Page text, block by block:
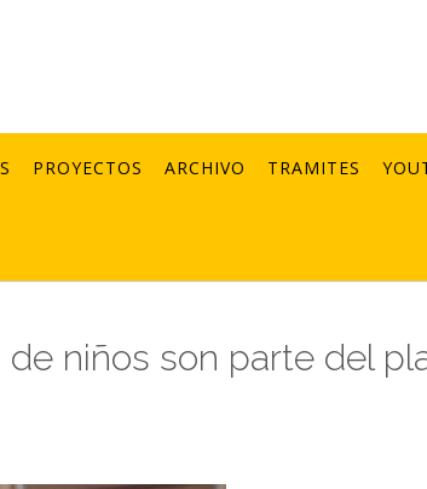
PROYECTOS ARCHIVO TRAMITES
niños son parte del